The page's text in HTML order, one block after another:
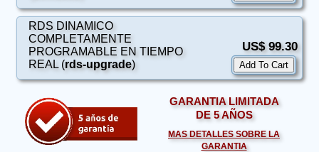
RDS DINAMICO
COMPLETAMENTE
PROGRAMABLE EN TIEMPO
REAL (rds-upgrade)
US$ 99.30
GARANTIA LIMITADA
DE 5 AÑOS
MAS DETALLES SOBRE LA
GARANTIA